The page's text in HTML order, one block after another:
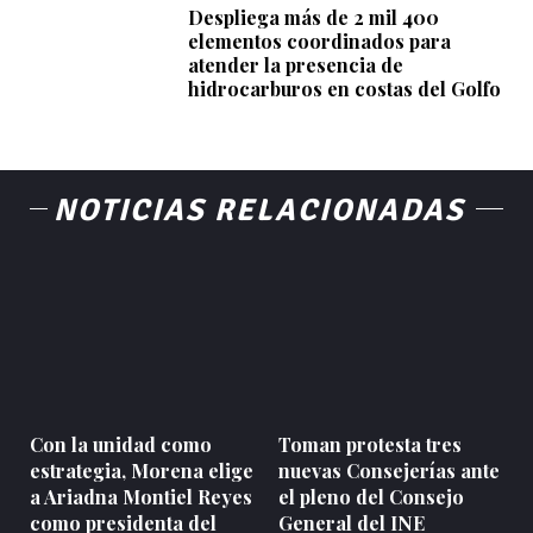
Despliega más de 2 mil 400
elementos coordinados para
atender la presencia de
hidrocarburos en costas del Golfo
NOTICIAS RELACIONADAS
Con la unidad como
estrategia, Morena elige
a Ariadna Montiel Reyes
como presidenta del
Toman protesta tres
nuevas Consejerías ante
el pleno del Consejo
General del INE